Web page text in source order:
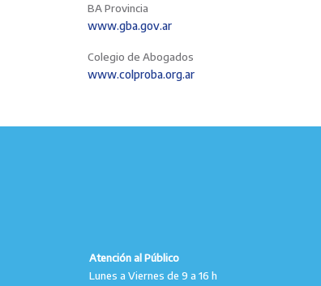
BA Provincia
www.gba.gov.ar
Colegio de Abogados
www.colproba.org.ar
Atención al Público
Lunes a Viernes de 9 a 16 h